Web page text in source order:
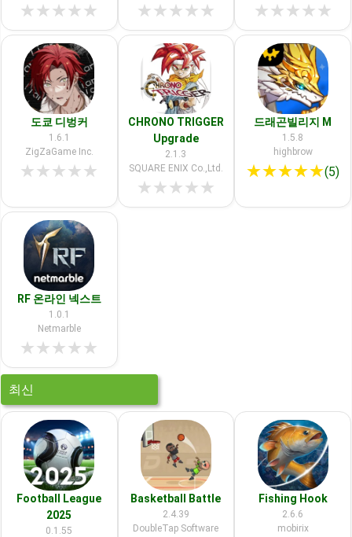
★★★★★ ★★★★★ ★★★★★
도쿄 디벙커
1.6.1
ZigZaGame Inc.
★★★★★
CHRONO TRIGGER
Upgrade
2.1.3
SQUARE ENIX Co.,Ltd.
★★★★★
드래곤빌리지 M
1.5.8
highbrow
★★★★★(5)
RF 온라인 넥스트
1.0.1
Netmarble
★★★★★
최신
Football League
2025
0.1.55
Basketball Battle
2.4.39
DoubleTap Software
Fishing Hook
2.6.6
mobirix